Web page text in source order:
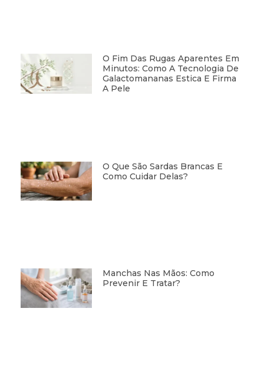
O Fim Das Rugas Aparentes Em
Minutos: Como A Tecnologia De
Galactomananas Estica E Firma
A Pele
O Que São Sardas Brancas E
Como Cuidar Delas?
Manchas Nas Mãos: Como
Prevenir E Tratar?